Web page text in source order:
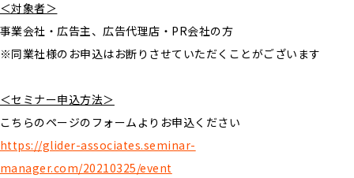
＜対象者＞
事業会社・広告主、広告代理店・PR会社の方
※同業社様のお申込はお断りさせていただくことがございます
＜セミナー申込方法＞
こちらのページのフォームよりお申込ください
https://glider-associates.seminar-
manager.com/20210325/event